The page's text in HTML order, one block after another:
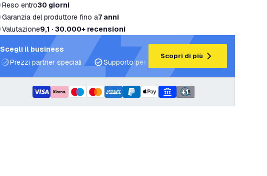
Reso entro30 giorni
Garanzia del produttore fino a7 anni
Valutazione9,1 · 30.000+ recensioni
Scegli il business
Prezzi partner speciali
Supporto per progetti e piani di illuminazione
Scopri di più
+1